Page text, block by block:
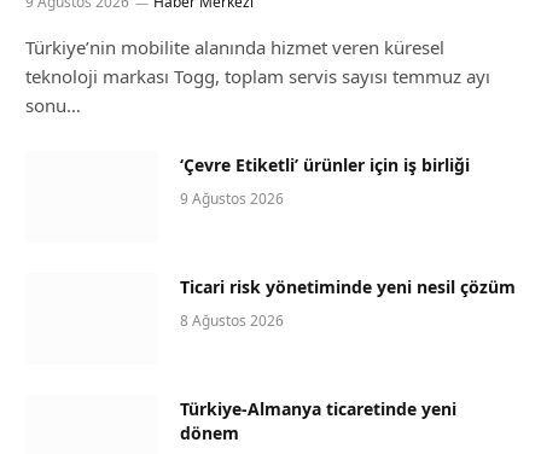
Türkiye’nin mobilite alanında hizmet veren küresel
teknoloji markası Togg, toplam servis sayısı temmuz ayı
sonu…
‘Çevre Etiketli’ ürünler için iş birliği
9 Ağustos 2026
Ticari risk yönetiminde yeni nesil çözüm
8 Ağustos 2026
Türkiye-Almanya ticaretinde yeni
dönem